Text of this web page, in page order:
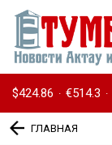
$424.86 · €514.3 ·
ГЛАВНАЯ